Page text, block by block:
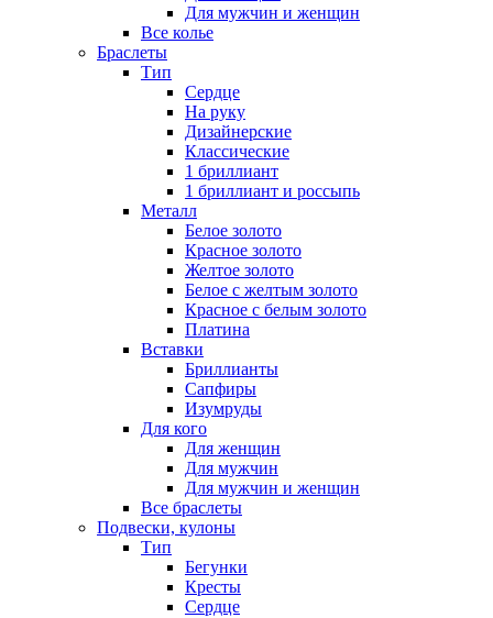
Для мужчин и женщин
Все колье
Браслеты
Тип
Сердце
На руку
Дизайнерские
Классические
1 бриллиант
1 бриллиант и россыпь
Металл
Белое золото
Красное золото
Желтое золото
Белое с желтым золото
Красное с белым золото
Платина
Вставки
Бриллианты
Сапфиры
Изумруды
Для кого
Для женщин
Для мужчин
Для мужчин и женщин
Все браслеты
Подвески, кулоны
Тип
Бегунки
Кресты
Сердце